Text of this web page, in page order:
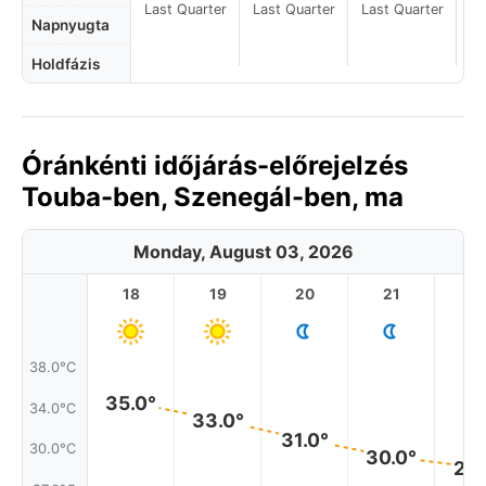
Napnyugta
Holdfázis
Last Quarter Last Quarter Last Quarter
Óránkénti időjárás-előrejelzés
Touba-ben, Szenegál-ben, ma
Monday, August 03, 2026
38.0°C
34.0°C
30.0°C
18
35.0°
19
33.0°
20
31.0°
21
30.0°